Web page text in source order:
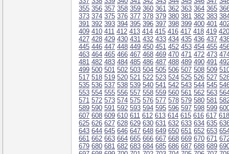
355 356 357 358 359 360 361 362 363 364 365
373 374 375 376 377 378 379 380 381 382 383
391 392 393 394 395 396 397 398 399 400 401
409 410 411 412 413 414 415 416 417 418 419 420
427 428 429 430 431 432 433 434 435 436 437
445 446 447 448 449 450 451 452 453 454 455
463 464 465 466 467 468 469 470 471 472 473
481 482 483 484 485 486 487 488 489 490 491
499 500 501 502 503 504 505 506 507 508 509
517 518 519 520 521 522 523 524 525 526 527
535 536 537 538 539 540 541 542 543 544 545
553 554 555 556 557 558 559 560 561 562 563
571 572 573 574 575 576 577 578 579 580 581
589 590 591 592 593 594 595 596 597 598 599
607 608 609 610 611 612 613 614 615 616 617 618
625 626 627 628 629 630 631 632 633 634 635
643 644 645 646 647 648 649 650 651 652 653
661 662 663 664 665 666 667 668 669 670 671
679 680 681 682 683 684 685 686 687 688 689